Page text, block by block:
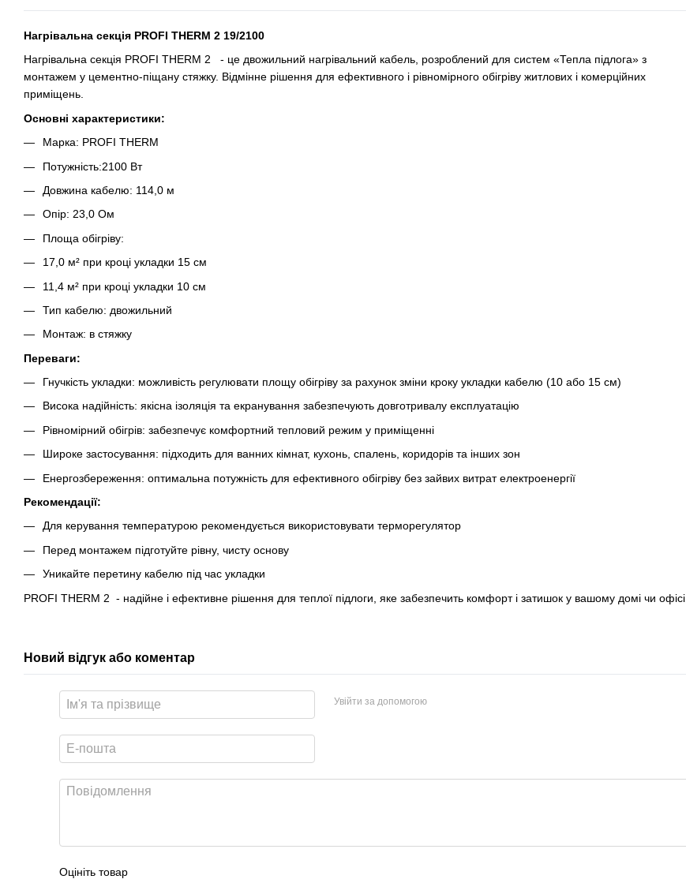
Нагрівальна секція PROFI THERM 2 19/2100
Нагрівальна секція PROFI THERM 2 - це двожильний нагрівальний кабель, розроблений для систем «Тепла підлога» з
монтажем у цементно-піщану стяжку. Відмінне рішення для ефективного і рівномірного обігріву житлових і комерційних
приміщень.
Основні характеристики:
Марка: PROFI THERM
Потужність:2100 Вт
Довжина кабелю: 114,0 м
Опір: 23,0 Ом
Площа обігріву:
17,0 м² при кроці укладки 15 см
11,4 м² при кроці укладки 10 см
Тип кабелю: двожильний
Монтаж: в стяжку
Переваги:
Гнучкість укладки: можливість регулювати площу обігріву за рахунок зміни кроку укладки кабелю (10 або 15 см)
Висока надійність: якісна ізоляція та екранування забезпечують довготривалу експлуатацію
Рівномірний обігрів: забезпечує комфортний тепловий режим у приміщенні
Широке застосування: підходить для ванних кімнат, кухонь, спалень, коридорів та інших зон
Енергозбереження: оптимальна потужність для ефективного обігріву без зайвих витрат електроенергії
Рекомендації:
Для керування температурою рекомендується використовувати терморегулятор
Перед монтажем підготуйте рівну, чисту основу
Уникайте перетину кабелю під час укладки
PROFI THERM 2 - надійне і ефективне рішення для теплої підлоги, яке забезпечить комфорт і затишок у вашому домі чи офісі.
Новий відгук або коментар
Увійти за допомогою
Оцініть товар